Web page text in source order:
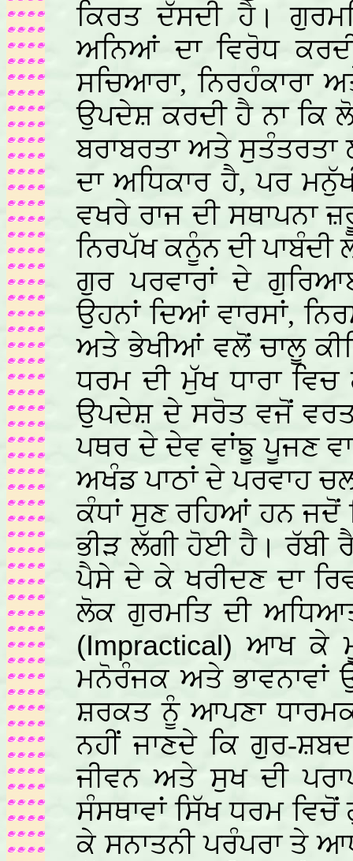
ਕਿਰਤ ਦੱਸਦੀ ਹੈ।
ਅਨਿਆਂ ਦਾ ਵਿਰੋਧ
ਸਚਿਆਰਾ, ਨਿਰਹੰਕਾਰਾ
ਉਪਦੇਸ਼ ਕਰਦੀ ਹੈ ਨਾ ਕਿ
ਬਰਾਬਰਤਾ ਅਤੇ
ਦਾ ਅਧਿਕਾਰ ਹੈ, ਪਰ
ਵਖਰੇ ਰਾਜ ਦੀ ਸਥਾਪਨਾ
ਨਿਰਪੱਖ ਕਨੂੰਨ ਦੀ ਪਾਬੰਦੀ
ਗੁਰ ਪਰਵਾਰਾਂ ਦੇ
ਉਹਨਾਂ ਦਿਆਂ ਵਾਰਸਾਂ,
ਅਤੇ ਭੇਖੀਆਂ ਵਲੋਂ ਚਾਲੂ
ਧਰਮ ਦੀ ਮੁੱਖ ਧਾਰਾ
ਉਪਦੇਸ਼ ਦੇ ਸਰੋਤ ਵਜੋਂ
ਪਥਰ ਦੇ ਦੇਵ ਵਾਂਙੂ ਪੂਜਣ
ਅਖੰਡ ਪਾਠਾਂ ਦੇ ਪਰਵਾਹ
ਕੰਧਾਂ ਸੁਣ ਰਹਿਆਂ ਹਨ ਜਦੋਂ
ਭੀੜ ਲੱਗੀ ਹੋਈ ਹੈ। ਰੱਬੀ
ਪੈਸੇ ਦੇ ਕੇ ਖਰੀਦਣ ਦਾ
ਲੋਕ ਗੁਰਮਤਿ ਦੀ
(Impractical) ਆਖ ਕੇ
ਮਨੋਰੰਜਕ ਅਤੇ ਭਾਵਨਾਵਾਂ
ਸ਼ਰਕਤ ਨੂੰ ਆਪਣਾ
ਨਹੀਂ ਜਾਣਦੇ ਕਿ ਗੁਰ-
ਜੀਵਨ ਅਤੇ ਸੁਖ ਦੀ
ਸੰਸਥਾਵਾਂ ਸਿੱਖ ਧਰਮ
ਕੇ ਸਨਾਤਨੀ ਪਰੰਪਰਾ ਤੇ